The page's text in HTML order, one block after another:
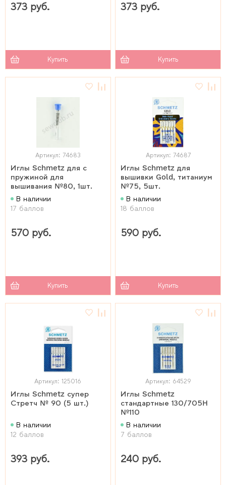
373 руб.
Купить
373 руб.
Купить
Артикул: 74683
Иглы Schmetz для с
пружиной для
вышивания №80, 1шт.
В наличии
17 баллов
570 руб.
Купить
Артикул: 74687
Иглы Schmetz для
вышивки Gold, титаниум
№75, 5шт.
В наличии
18 баллов
590 руб.
Купить
Артикул: 125016
Иглы Schmetz супер
Стретч № 90 (5 шт.)
В наличии
12 баллов
393 руб.
Артикул: 64529
Иглы Schmetz
стандартные 130/705H
№110
В наличии
7 баллов
240 руб.